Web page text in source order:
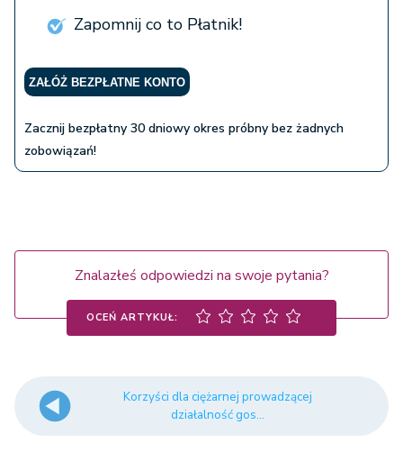
Zapomnij co to Płatnik!
ZAŁÓŻ BEZPŁATNE KONTO
Zacznij bezpłatny 30 dniowy okres próbny bez żadnych
zobowiązań!
Znalazłeś odpowiedzi na swoje pytania?
OCEŃ ARTYKUŁ:
Korzyści dla ciężarnej prowadzącej
działalność gos...